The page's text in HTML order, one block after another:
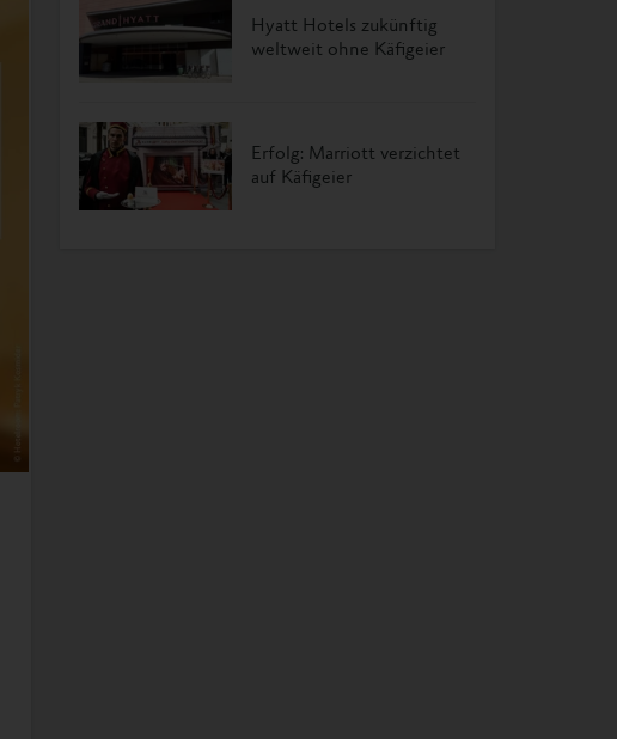
Hyatt Hotels zukünftig
weltweit ohne Käfigeier
Erfolg: Marriott verzichtet
auf Käfigeier